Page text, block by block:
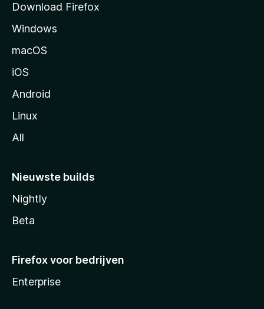
g
i
Download Firefox
Windows
macOS
iOS
Android
Linux
All
Nieuwste builds
Nightly
Beta
Firefox voor bedrijven
Enterprise